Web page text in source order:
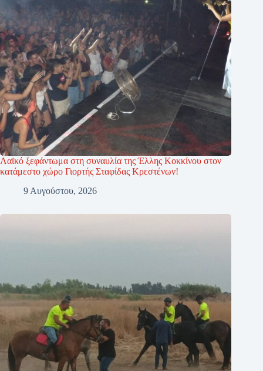
Λαϊκό ξεφάντωμα στη συναυλία της Έλλης Κοκκίνου στον
κατάμεστο χώρο Γιορτής Σταφίδας Κρεστένων!
9 Αυγούστου, 2026